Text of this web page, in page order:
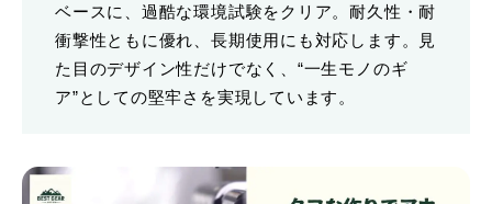
ベースに、過酷な環境試験をクリア。耐久性・耐
衝撃性ともに優れ、長期使用にも対応します。見
た目のデザイン性だけでなく、“一生モノのギ
ア”としての堅牢さを実現しています。